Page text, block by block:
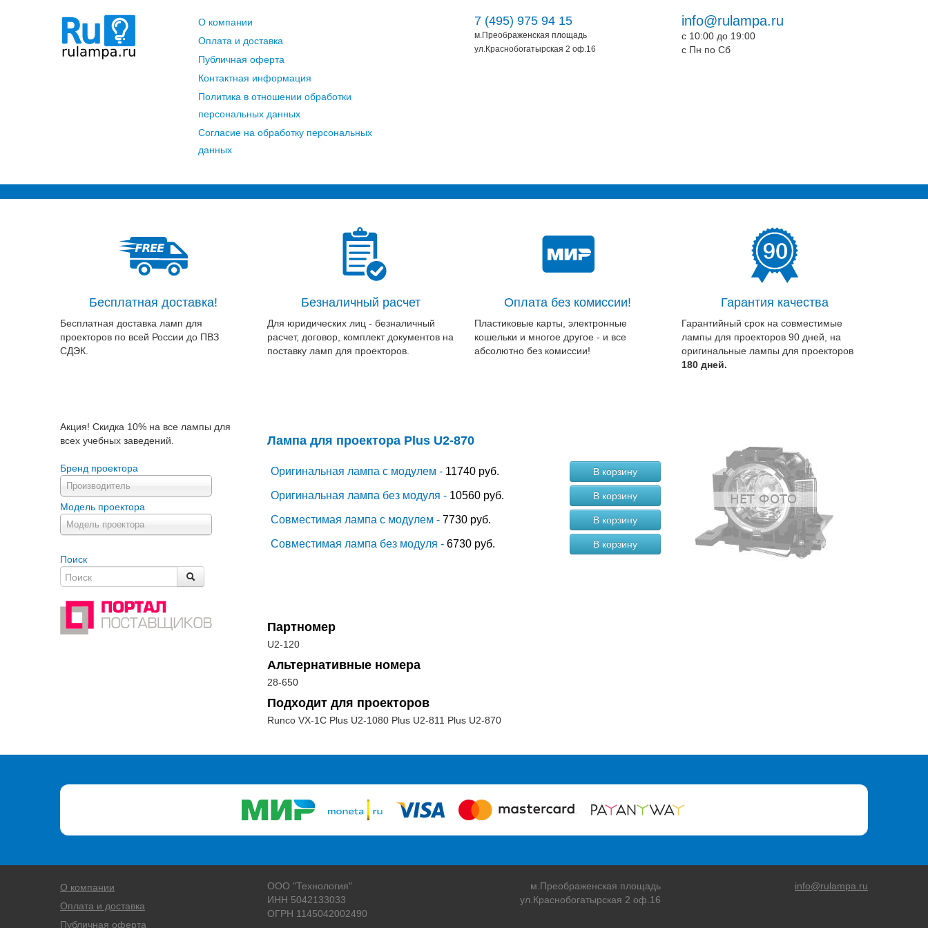
О компании
Оплата и доставка
Публичная оферта
Контактная информация
Политика в отношении обработки
персональных данных
Согласие на обработку персональных
данных
7 (495) 975 94 15
м.Преображенская площадь
ул.Краснобогатырская 2 оф.16
info@rulampa.ru
c 10:00 до 19:00
c Пн по Сб
Бесплатная доставка!
Бесплатная доставка ламп для
проекторов по всей России до ПВЗ
СДЭК.
Безналичный расчет
Для юридических лиц - безналичный
расчет, договор, комплект документов на
поставку ламп для проекторов.
Оплата без комиссии!
Пластиковые карты, электронные
кошельки и многое другое - и все
абсолютно без комиссии!
Гарантия качества
Гарантийный срок на совместимые
лампы для проекторов 90 дней, на
оригинальные лампы для проекторов
180 дней.
Акция! Скидка 10% на все лампы для
всех учебных заведений.
Бренд проектора
Производитель
Модель проектора
Модель проектора
Поиск
Лампа для проектора Plus U2-870
Оригинальная лампа с модулем - 11740 руб. В корзину
Оригинальная лампа без модуля - 10560 руб. В корзину
Совместимая лампа с модулем - 7730 руб. В корзину
Совместимая лампа без модуля - 6730 руб. В корзину
Партномер
U2-120
Альтернативные номера
28-650
Подходит для проекторов
Runco VX-1C Plus U2-1080 Plus U2-811 Plus U2-870
О компании
Оплата и доставка
Публичная оферта
ООО "Технология"
ИНН 5042133033
ОГРН 1145042002490
м.Преображенская площадь
ул.Краснобогатырская 2 оф.16
info@rulampa.ru